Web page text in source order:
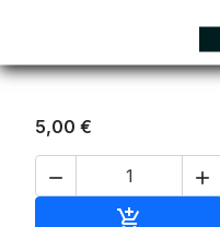
Camera d'aria Planet Air
5,00 €
 
